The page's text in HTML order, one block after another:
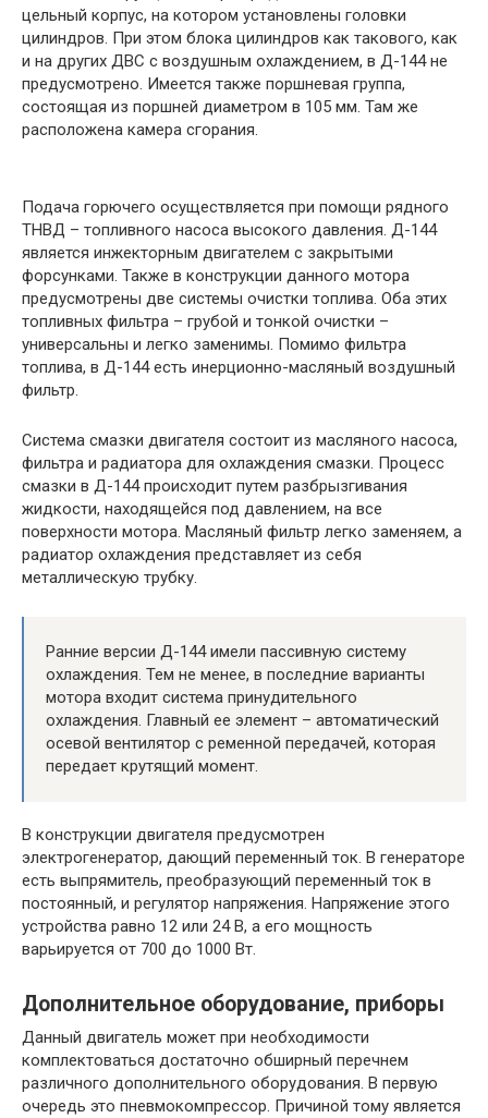
цельный корпус, на котором установлены головки
цилиндров. При этом блока цилиндров как такового, как
и на других ДВС с воздушным охлаждением, в Д-144 не
предусмотрено. Имеется также поршневая группа,
состоящая из поршней диаметром в 105 мм. Там же
расположена камера сгорания.
Подача горючего осуществляется при помощи рядного
ТНВД – топливного насоса высокого давления. Д-144
является инжекторным двигателем с закрытыми
форсунками. Также в конструкции данного мотора
предусмотрены две системы очистки топлива. Оба этих
топливных фильтра – грубой и тонкой очистки –
универсальны и легко заменимы. Помимо фильтра
топлива, в Д-144 есть инерционно-масляный воздушный
фильтр.
Система смазки двигателя состоит из масляного насоса,
фильтра и радиатора для охлаждения смазки. Процесс
смазки в Д-144 происходит путем разбрызгивания
жидкости, находящейся под давлением, на все
поверхности мотора. Масляный фильтр легко заменяем, а
радиатор охлаждения представляет из себя
металлическую трубку.
Ранние версии Д-144 имели пассивную систему
охлаждения. Тем не менее, в последние варианты
мотора входит система принудительного
охлаждения. Главный ее элемент – автоматический
осевой вентилятор с ременной передачей, которая
передает крутящий момент.
В конструкции двигателя предусмотрен
электрогенератор, дающий переменный ток. В генераторе
есть выпрямитель, преобразующий переменный ток в
постоянный, и регулятор напряжения. Напряжение этого
устройства равно 12 или 24 В, а его мощность
варьируется от 700 до 1000 Вт.
Дополнительное оборудование, приборы
Данный двигатель может при необходимости
комплектоваться достаточно обширный перечнем
различного дополнительного оборудования. В первую
очередь это пневмокомпрессор. Причиной тому является